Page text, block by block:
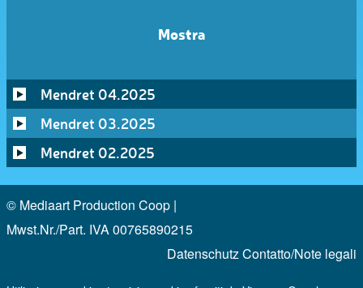
Mostra
Mendret 04.2025
Mendret 03.2025
Mendret 02.2025
© Mediaart Production Coop |
Mwst.Nr./Part. IVA 00765890215
DatenschutzContatto/Note legali